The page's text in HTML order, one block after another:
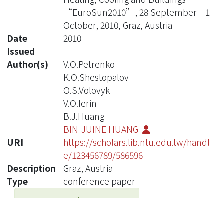
“EuroSun2010”, 28 September – 1
October, 2010, Graz, Austria
Date
Issued
2010
Author(s)
V.O.Petrenko
K.O.Shestopalov
O.S.Volovyk
V.O.Ierin
B.J.Huang
BIN-JUINE HUANG
URI
https://scholars.lib.ntu.edu.tw/handl
e/123456789/586596
Description
Graz, Austria
Type
conference paper